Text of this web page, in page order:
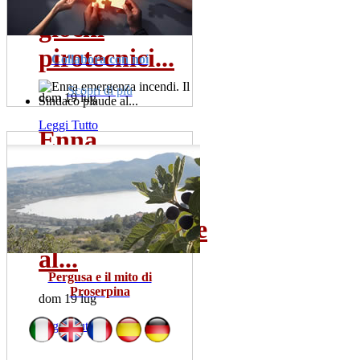
giochi
pirotecnici...
dom 19 lug
Leggi Tutto
Enna
emergenza
incendi. Il
Sindaco plaude
al...
dom 19 lug
Leggi Tutto
Collabora con noi
Scopri di più
Pergusa e il mito di
Proserpina